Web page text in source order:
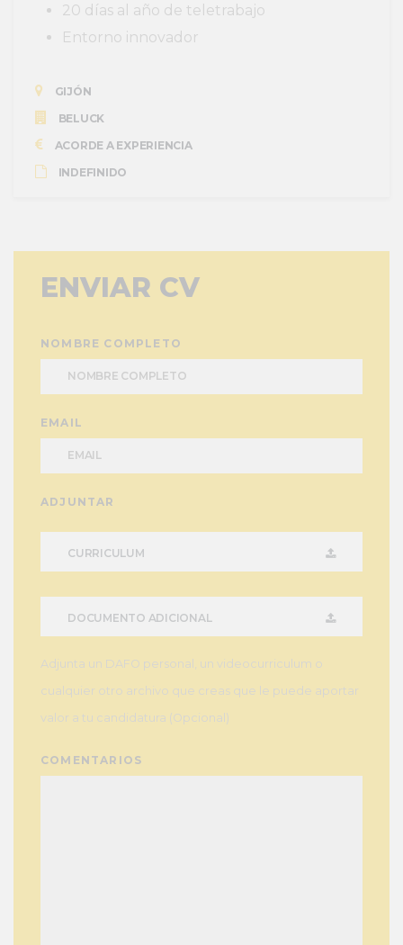
20 días al año de teletrabajo
Entorno innovador
GIJÓN
BELUCK
ACORDE A EXPERIENCIA
INDEFINIDO
ENVIAR CV
NOMBRE COMPLETO
EMAIL
ADJUNTAR
CURRICULUM
DOCUMENTO ADICIONAL
Adjunta un DAFO personal, un videocurriculum o
cualquier otro archivo que creas que le puede aportar
valor a tu candidatura (Opcional)
COMENTARIOS